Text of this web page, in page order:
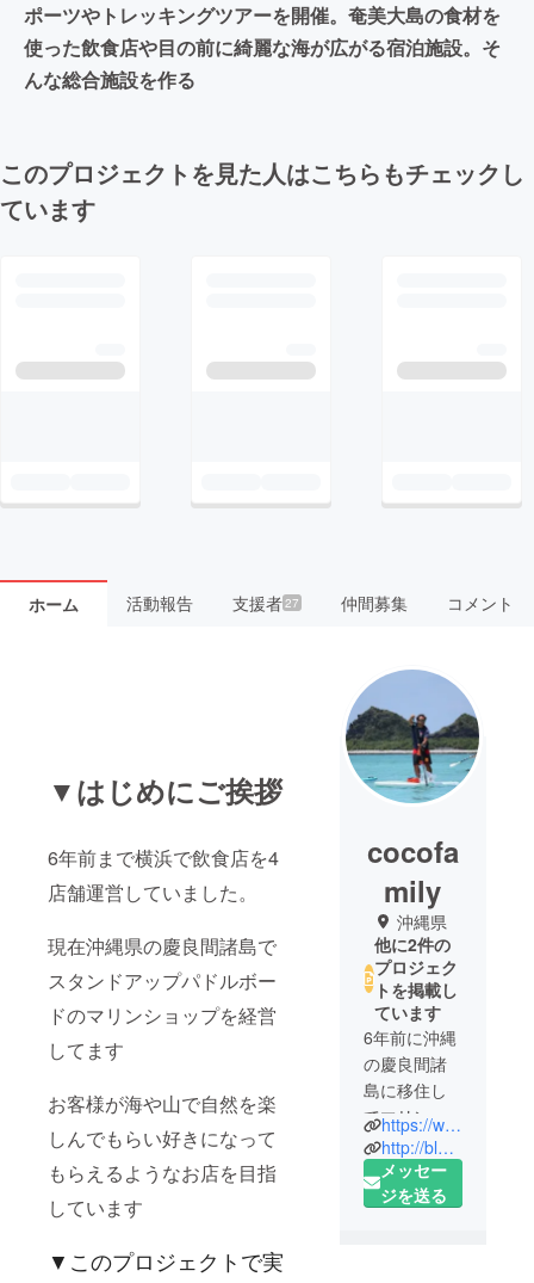
ポーツやトレッキングツアーを開催。奄美大島の食材を
使った飲食店や目の前に綺麗な海が広がる宿泊施設。そ
んな総合施設を作る
このプロジェクトを見た人はこちらもチェックし
ています
ホーム 活動報告 支援者27 仲間募集 コメント
▼はじめにご挨拶
6年前まで横浜で飲食店を4
店舗運営していました。
現在沖縄県の慶良間諸島で
スタンドアップパドルボー
ドのマリンショップを経営
してます
お客様が海や山で自然を楽
しんでもらい好きになって
もらえるようなお店を目指
しています
▼このプロジェクトで実
cocofa
mily
沖縄県
他に2件の
プロジェク
トを掲載し
ています
6年前に沖縄
の慶良間諸
島に移住し
てマリン
ショップを
経営してま
す。
https://www.coco-cats.com
http://blog.livedoor.jp/coco_family12/
メッセー
ジを送る